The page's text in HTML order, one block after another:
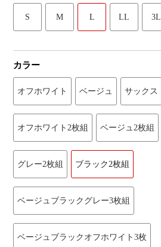
S M L LL 3L
カラー
オフホワイト ベージュ サックス
オフホワイト2枚組 ベージュ2枚組
グレー2枚組 ブラック2枚組
ベージュブラックグレー3枚組
ベージュブラックオフホワイト3枚